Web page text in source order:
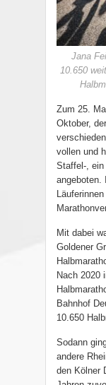
Jana
10.650
Zum 25.
Oktober,
vollen und
Staffel-, ein
angeboten.
Mit dabei
Goldener
Nach 2020
Bahnhof
10.650
Sodann
andere
den Kölner